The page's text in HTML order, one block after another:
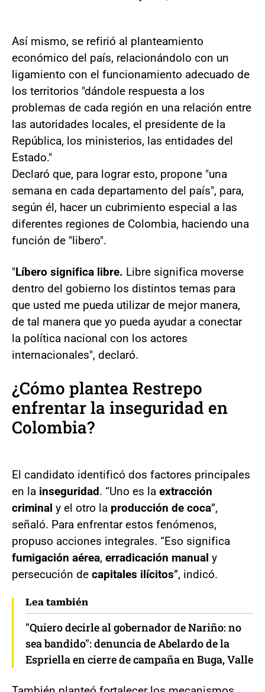
Así mismo, se refirió al planteamiento
económico del país, relacionándolo con un
ligamiento con el funcionamiento adecuado de
los territorios "dándole respuesta a los
problemas de cada región en una relación entre
las autoridades locales, el presidente de la
República, los ministerios, las entidades del
Estado."
Declaró que, para lograr esto, propone "una
semana en cada departamento del país", para,
según él, hacer un cubrimiento especial a las
diferentes regiones de Colombia, haciendo una
función de "libero".
"Líbero significa libre. Libre significa moverse
dentro del gobierno los distintos temas para
que usted me pueda utilizar de mejor manera,
de tal manera que yo pueda ayudar a conectar
la política nacional con los actores
internacionales", declaró.
¿Cómo plantea Restrepo
enfrentar la inseguridad en
Colombia?
El candidato identificó dos factores principales
en la inseguridad. “Uno es la extracción
criminal y el otro la producción de coca”,
señaló. Para enfrentar estos fenómenos,
propuso acciones integrales. “Eso significa
fumigación aérea, erradicación manual y
persecución de capitales ilícitos”, indicó.
Lea también
"Quiero decirle al gobernador de Nariño: no
sea bandido": denuncia de Abelardo de la
Espriella en cierre de campaña en Buga, Valle